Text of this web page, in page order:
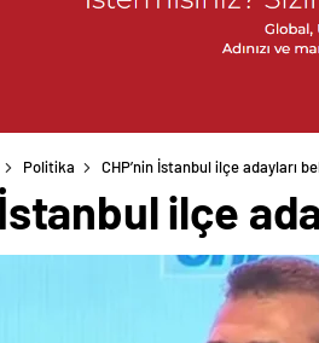
Politika CHP’nin İstanbul ilçe adayları
İstanbul ilçe